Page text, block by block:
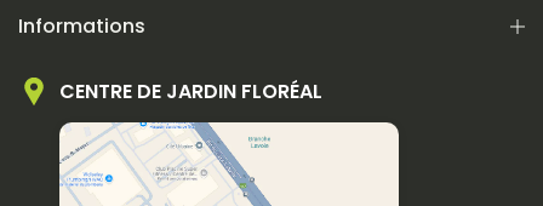
Informations
CENTRE DE JARDIN FLORÉAL